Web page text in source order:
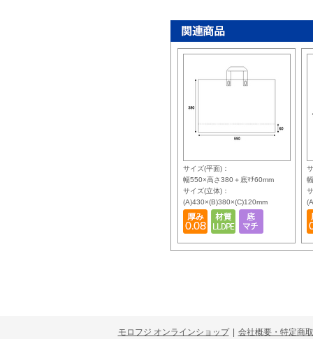
サイズ(平面)：
幅550×高さ380＋底ﾏﾁ60mm
サイズ(立体)：
(A)430×(B)380×(C)120mm
モロフジ オンラインショップ 会社概要・特定商